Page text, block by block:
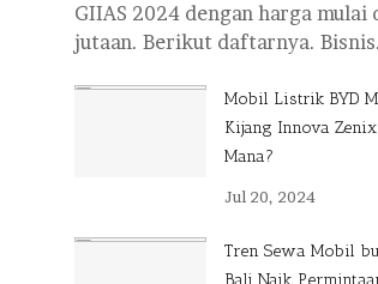
GIIAS 2024 dengan harga mulai
jutaan. Berikut daftarnya.
Mobil Listrik BYD
Kijang Innova
Mana?
Jul 20, 2024
Tren Sewa Mobil